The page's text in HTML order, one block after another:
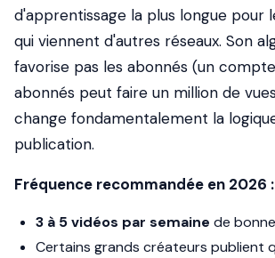
d'apprentissage la plus longue pour
qui viennent d'autres réseaux. Son
favorise pas les abonnés (un
abonnés peut faire un million de
change fondamentalement la
publication.
Fréquence recommandée en 2026 :
3 à 5 vidéos par semaine de
Certains grands créateurs publient